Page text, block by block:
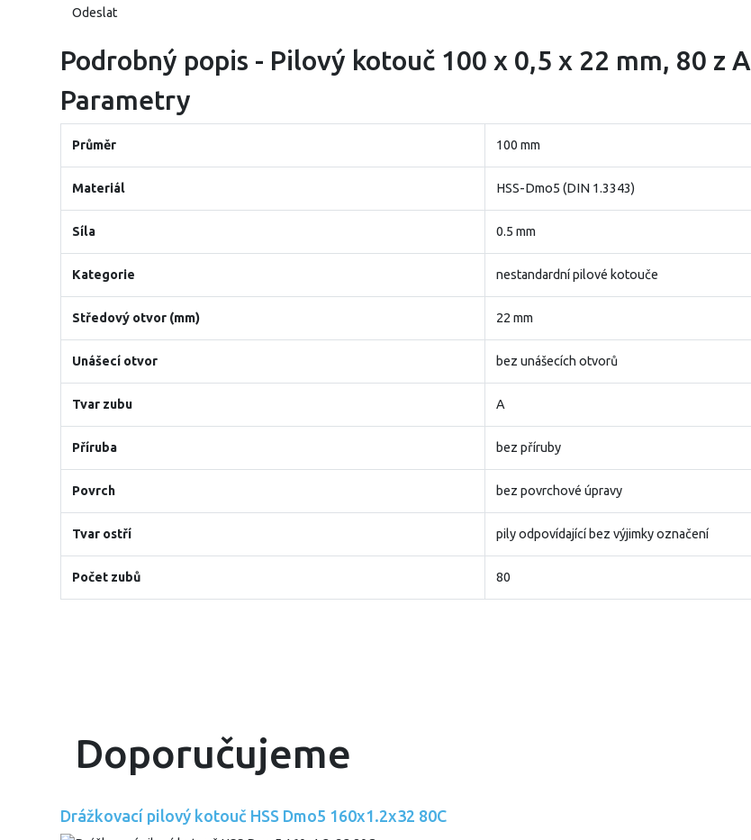
Podrobný popis - Pilový kotouč 100 x 0,5 x 22 mm, 80 z A
Parametry
Průměr 100 mm
Materiál HSS-Dmo5 (DIN 1.3343)
Síla 0.5 mm
Kategorie nestandardní pilové kotouče
Středový otvor (mm) 22 mm
Unášecí otvor bez unášecích otvorů
Tvar zubu A
Příruba bez příruby
Povrch bez povrchové úpravy
Tvar ostří pily odpovídající bez výjimky označení
Počet zubů 80
Doporučujeme
Drážkovací pilový kotouč HSS Dmo5 160x1.2x32 80C